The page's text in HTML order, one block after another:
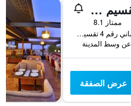
فندق تقسيم متروبارك
ممتاز 8.1
الشارع العثماني رقم 4 تقسيم, اسطنبول, تركيا
عرض الصفقة